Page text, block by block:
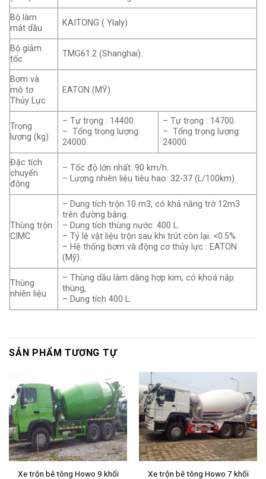
Bộ làm
mát dầu
KAITONG ( Ylaly)
Bộ giảm
tốc
TMG61.2 (Shanghai).
Bơm và
mô tơ
Thủy Lực
EATON (MỸ)
Trọng
lượng (kg)
– Tự trọng : 14400.
– Tổng trọng lượng:
24000.
– Tự trọng : 14700.
– Tổng trọng lượng:
24000.
Đặc tích
chuyển
động
– Tốc độ lớn nhất: 90 km/h.
– Lượng nhiên liệu tiêu hao: 32-37 (L/100km).
Thùng trộn
CIMC
– Dung tích trộn 10 m3, có khả năng trở 12m3
trên đường bằng.
– Dung tích thùng nước: 400 L.
– Tỷ lệ vật liệu trộn sau khi trút còn lại: <0.5%.
– Hệ thống bơm và động cơ thủy lực : EATON
(Mỹ).
Thùng
nhiên liệu
– Thùng dầu làm dằng hợp kim, có khoá nắp
thùng,
– Dung tích 400 L.
SẢN PHẨM TƯƠNG TỰ
Xe trộn bê tông Howo 9 khối
Xe trộn bê tông Howo 7 khối